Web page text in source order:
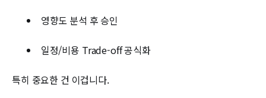
영향도 분석 후 승인
일정/비용 Trade-off 공식화
특히 중요한 건 이겁니다.